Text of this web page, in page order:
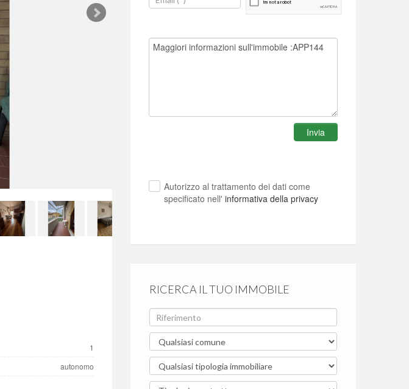
1
autonomo
Invia
Autorizzo al trattamento dei dati come
specificato nell' informativa della privacy
RICERCA IL TUO IMMOBILE